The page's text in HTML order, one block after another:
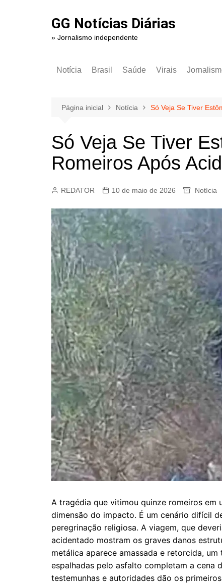
GG Notícias Diárias
» Jornalismo independente
Notícia Brasil Saúde Virais
Página inicial Notícia Só Veja Se Tiver
Só Veja Se Tiver
Romeiros Após
REDATOR 10 de maio de 2026 Notícia
A tragédia que vitimou quinze romeiros em
dimensão do impacto. É um cenário difícil
peregrinação religiosa. A viagem, que
acidentado mostram os graves danos
metálica aparece amassada e retorcida,
espalhadas pelo asfalto completam a cena
testemunhas e autoridades dão os